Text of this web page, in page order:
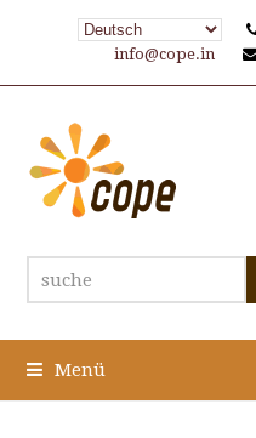
info@cope.in
Menü